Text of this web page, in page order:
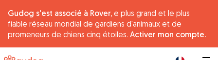
Gudog s'est associé à Rover, e plus grand et le plus
fiable réseau mondial de gardiens d'animaux et de
promeneurs de chiens cinq étoiles. Activer mon compte.